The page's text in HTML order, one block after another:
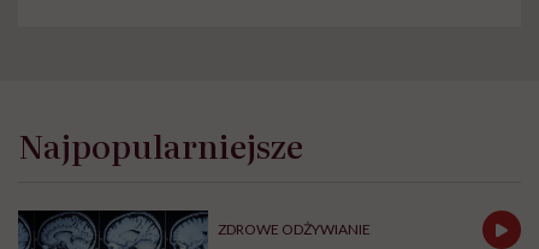
Najpopularniejsze
ZDROWE ODŻYWIANIE